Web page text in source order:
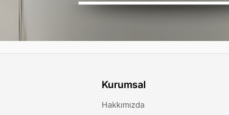
Kurumsal
Hakkımızda